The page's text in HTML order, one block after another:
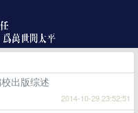
出版综述
2014-10-29 23:52:51